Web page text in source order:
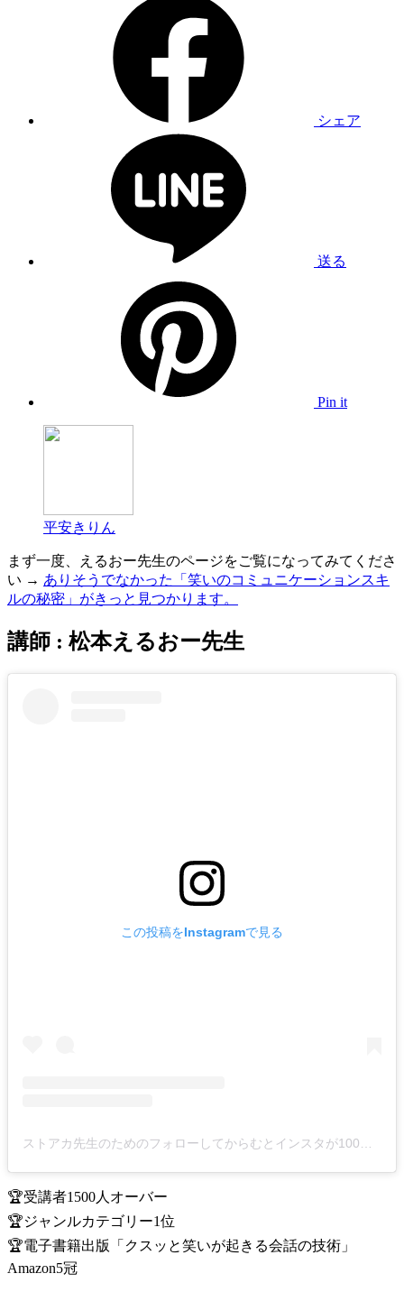
シェア
送る
Pin it
平安きりん
まず一度、えるおー先生のページをご覧になってみてくださ
い → ありそうでなかった「笑いのコミュニケーションスキ
ルの秘密」がきっと見つかります。
講師 : 松本えるおー先生
この投稿をInstagramで見る
🏆受講者1500人オーバー
🏆ジャンルカテゴリー1位
🏆電子書籍出版「クスッと笑いが起きる会話の技術」
Amazon5冠